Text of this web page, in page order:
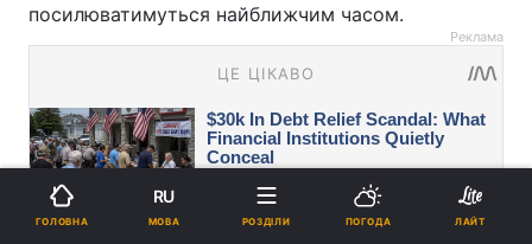
посилюватимуться найближчим часом.
Реклама
ГОЛОВНА
RU
МОВА РОЗДІЛИ ПОГОДА ЛАЙТ